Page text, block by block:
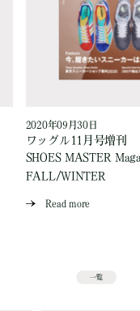
2020年09月30日
ワッグル11月号増刊
SHOES MASTER
FALL/WINTER
Read more
一覧